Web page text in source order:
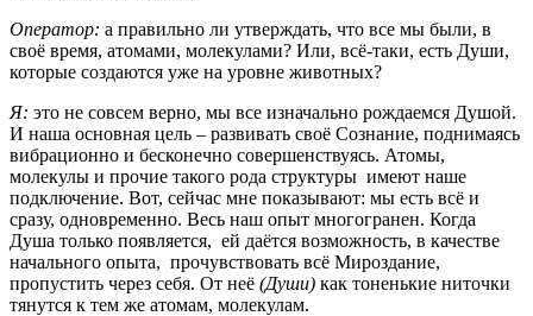
Оператор: а правильно ли утверждать, что все мы были, в
своё время, атомами, молекулами? Или, всё-таки, есть Души,
которые создаются уже на уровне животных?
Я: это не совсем верно, мы все изначально рождаемся Душой.
И наша основная цель – развивать своё Сознание, поднимаясь
вибрационно и бесконечно совершенствуясь. Атомы,
молекулы и прочие такого рода структуры имеют наше
подключение. Вот, сейчас мне показывают: мы есть всё и
сразу, одновременно. Весь наш опыт многогранен. Когда
Душа только появляется, ей даётся возможность, в качестве
начального опыта, прочувствовать всё Мироздание,
пропустить через себя. От неё (Души) как тоненькие ниточки
тянутся к тем же атомам, молекулам.